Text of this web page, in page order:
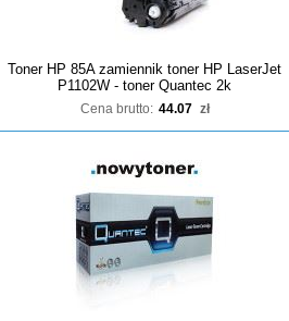
Toner HP 85A zamiennik toner HP LaserJet
P1102W - toner Quantec 2k
Cena brutto: 44.07 zł